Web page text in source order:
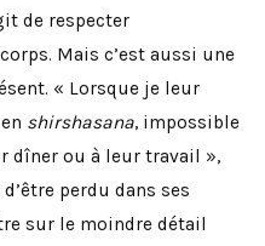
de respecter
Mais c’est aussi une
« Lorsque je leur
shirshasana, impossible
dîner ou à leur travail »,
perdu dans ses
sur le moindre détail